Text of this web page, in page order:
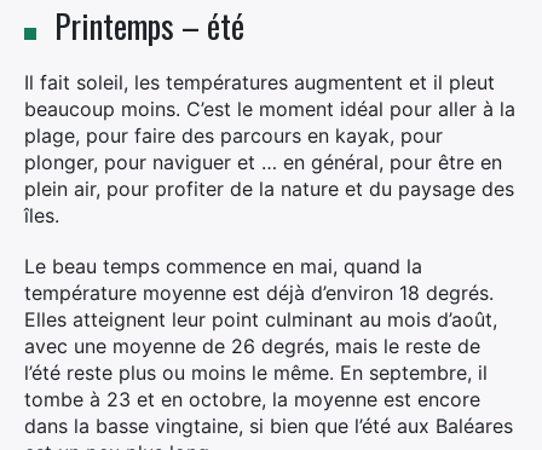
Printemps – été
Il fait soleil, les températures augmentent et il pleut
beaucoup moins. C’est le moment idéal pour aller à la
plage, pour faire des parcours en kayak, pour
plonger, pour naviguer et … en général, pour être en
plein air, pour profiter de la nature et du paysage des
îles.
Le beau temps commence en mai, quand la
température moyenne est déjà d’environ 18 degrés.
Elles atteignent leur point culminant au mois d’août,
avec une moyenne de 26 degrés, mais le reste de
l’été reste plus ou moins le même. En septembre, il
tombe à 23 et en octobre, la moyenne est encore
dans la basse vingtaine, si bien que l’été aux Baléares